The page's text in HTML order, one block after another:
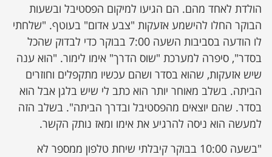
הולדת לאחד מהם. הם הגיעו למיקום הפסטיבל ובשעות
הבוקר החלו להישמע אזעקות "צבע אדום" בעוטף. "שלחתי
לו הודעה בסביבות השעה 7:00 בבוקר כדי לבדוק שהכל
בסדר", סיפרה למערכת "שוס הדרך" אימו לימור. "הוא ענה
שיש אזעקות, שהוא בסדר ושהם עכשיו מתקפלים וחוזרים
הביתה. בשלב מאוחר יותר הוא כתב לי שיש בלגן אבל הוא
בסדר. שהם יוצאים מהפסטיבל ובדרך הביתה". בשלב הזה
למעשה הוא ניסה להרגיע את אימו ומאז נותק הקשר.
"בשעה 10:00 בבוקר קיבלתי שיחת טלפון ממספר לא